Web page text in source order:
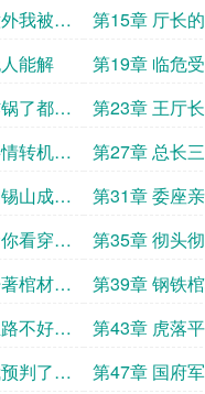
好学习
我被分
第15章 厅长
能解 第19章 临危
了都说
子
第23章 王厅
小子你到底有
转机出
第27章 总长
军面前给我当
山成功
第31章 委座
听最高指令
看穿了
第35章 彻头
发癲
棺材去
第39章 钢铁
了晋绥军坐小
不好意
第43章 虎落
本人勾结
判了你
第47章 国府